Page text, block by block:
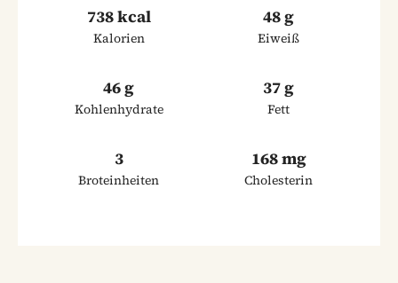
738 kcal
Kalorien
48 g
Eiweiß
46 g
Kohlenhydrate
37 g
Fett
3
Broteinheiten
168 mg
Cholesterin